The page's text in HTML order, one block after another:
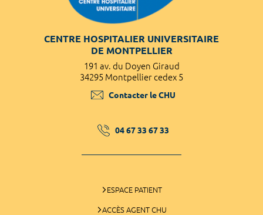
CENTRE HOSPITALIER UNIVERSITAIRE
DE MONTPELLIER
191 av. du Doyen Giraud
34295 Montpellier cedex 5
Contacter le CHU
04 67 33 67 33
ESPACE PATIENT
ACCÈS AGENT CHU